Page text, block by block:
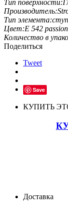
Тип поверхности:
Производитель:
Тип элемента:
Цвет:E 542
Количество в
Поделиться
Tweet
Save
КУПИТЬ
Доставка